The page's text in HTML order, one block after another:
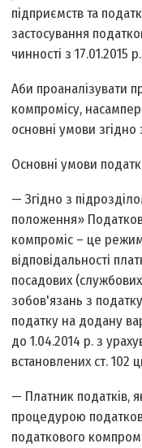
підприємств та
застосування
чинності з 17.01.2015 р.
Аби проаналізувати
компромісу,
основні умови
Основні умови
— Згідно з
положення»
компроміс – це
відповідальності
посадових
зобов'язань з
податку на додану
до 1.04.2014 р. з
встановлених ст. 102
— Платник податків,
процедурою
податкового